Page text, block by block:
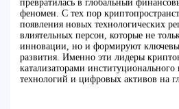
превратилась в глобальный
феномен. С тех пор
появления новых технологических
влиятельных персон, которые не
инновации, но и формируют
развития. Именно эти лидеры
катализаторами
технологий и цифровых активов на